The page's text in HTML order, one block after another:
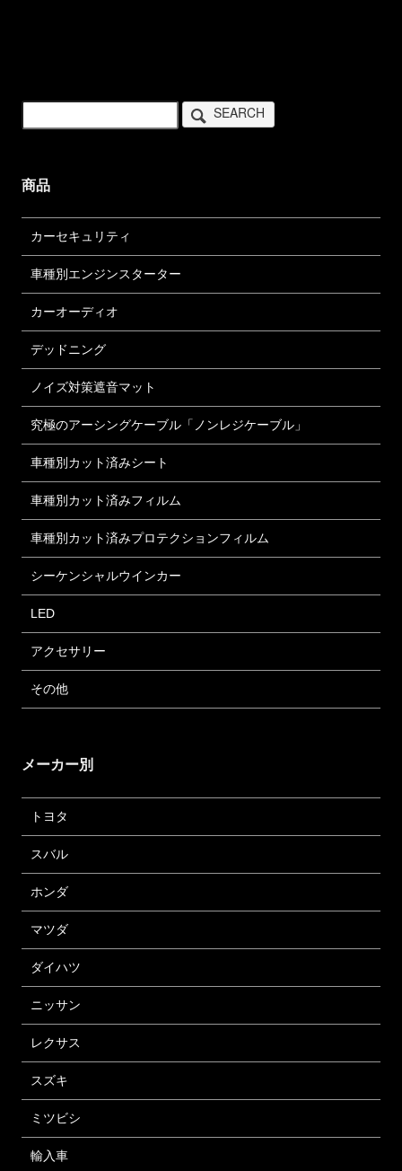
SEARCH
商品
カーセキュリティ
車種別エンジンスターター
カーオーディオ
デッドニング
ノイズ対策遮音マット
究極のアーシングケーブル「ノンレジケーブル」
車種別カット済みシート
車種別カット済みフィルム
車種別カット済みプロテクションフィルム
シーケンシャルウインカー
LED
アクセサリー
その他
メーカー別
トヨタ
スバル
ホンダ
マツダ
ダイハツ
ニッサン
レクサス
スズキ
ミツビシ
輸入車